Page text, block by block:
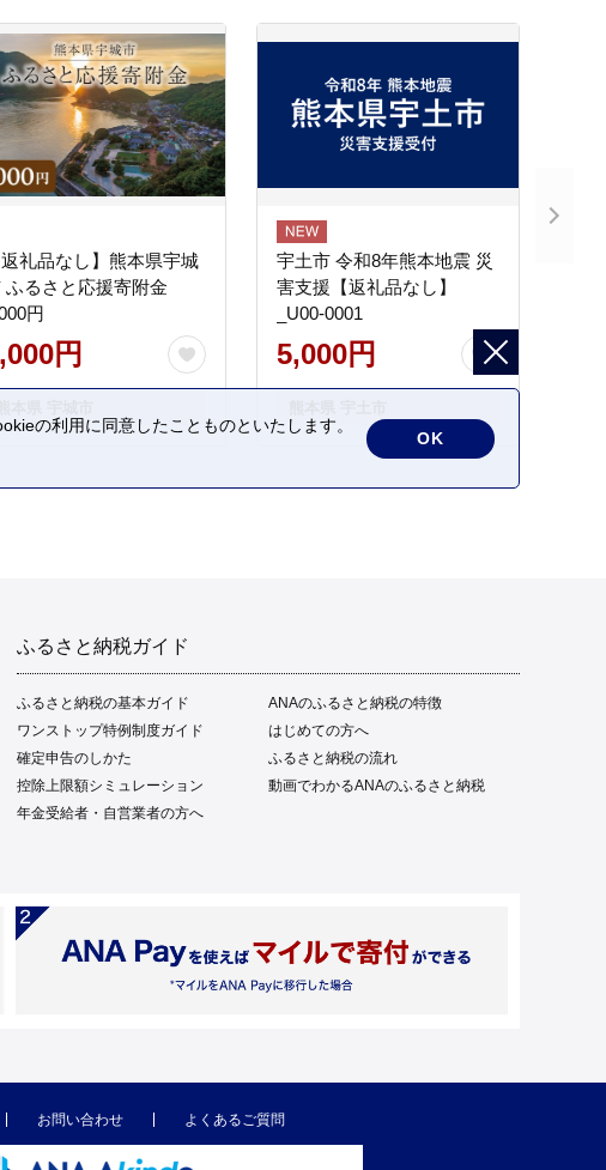
返礼品なし】熊本県宇城
ふるさと応援寄附金
円
円
宇土市 令和8年熊本地震 災
害支援【返礼品なし】
_U00-0001
5,000円
ふるさと納税ガイド
ふるさと納税の基本ガイド
ANAのふるさと納税の特徴
ワンストップ特例制度ガイド
はじめての方へ
確定申告のしかた
ふるさと納税の流れ
控除上限額シミュレーション
動画でわかるANAのふるさと納税
年金受給者・自営業者の方へ
お問い合わせ よくあるご質問
の利用に同意したことものといたします。
OK